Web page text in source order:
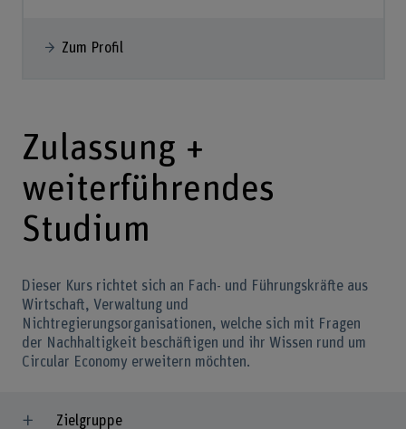
Zum Profil
Zulassung +
weiterführendes
Studium
Dieser Kurs richtet sich an Fach- und Führungskräfte aus
Wirtschaft, Verwaltung und
Nichtregierungsorganisationen, welche sich mit Fragen
der Nachhaltigkeit beschäftigen und ihr Wissen rund um
Circular Economy erweitern möchten.
Zielgruppe